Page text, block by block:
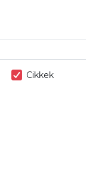
Cikkek